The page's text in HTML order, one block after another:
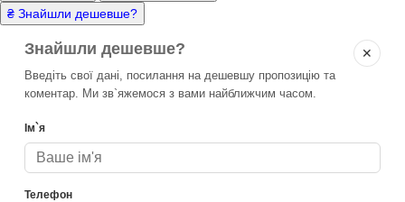
₴ Знайшли дешевше?
✕
Знайшли дешевше?
Введіть свої дані, посилання на дешевшу пропозицію та
коментар. Ми зв`яжемося з вами найближчим часом.
Ім`я
Телефон